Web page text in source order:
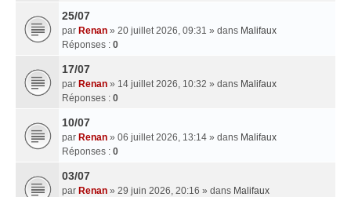
25/07
par Renan » 20 juillet 2026, 09:31 » dans Malifaux
Réponses : 0
17/07
par Renan » 14 juillet 2026, 10:32 » dans Malifaux
Réponses : 0
10/07
par Renan » 06 juillet 2026, 13:14 » dans Malifaux
Réponses : 0
03/07
par Renan » 29 juin 2026, 20:16 » dans Malifaux